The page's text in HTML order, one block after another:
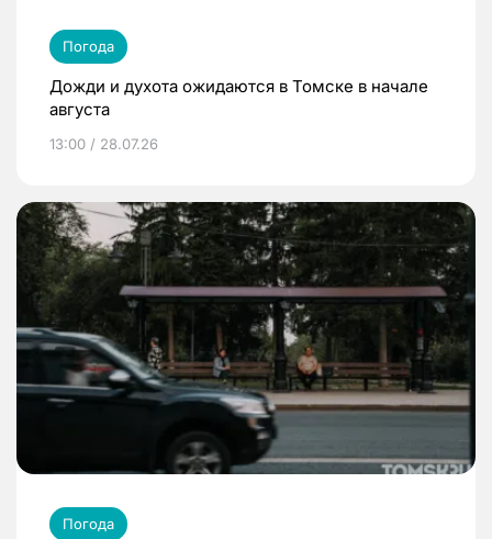
Погода
Дожди и духота ожидаются в Томске в начале
августа
13:00 / 28.07.26
Погода